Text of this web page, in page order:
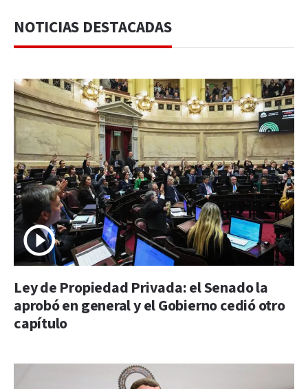
NOTICIAS DESTACADAS
Ley de Propiedad Privada: el Senado la
aprobó en general y el Gobierno cedió otro
capítulo